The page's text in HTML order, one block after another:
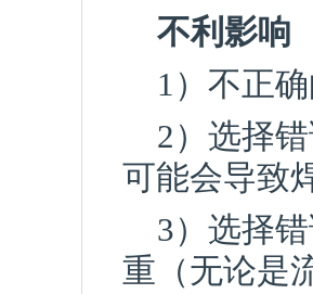
不利影响
1）不正
2）选择
可能会导致
3）选择
重（无论是